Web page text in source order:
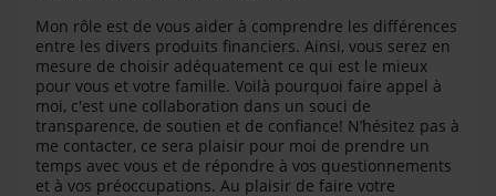
Mon rôle est de vous aider à comprendre les différences
entre les divers produits financiers. Ainsi, vous serez en
mesure de choisir adéquatement ce qui est le mieux
pour vous et votre famille. Voilà pourquoi faire appel à
moi, c'est une collaboration dans un souci de
transparence, de soutien et de confiance! N’hésitez pas à
me contacter, ce sera plaisir pour moi de prendre un
temps avec vous et de répondre à vos questionnements
et à vos préoccupations. Au plaisir de faire votre